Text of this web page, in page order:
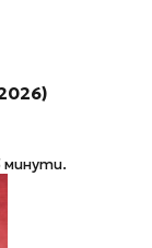
минути.